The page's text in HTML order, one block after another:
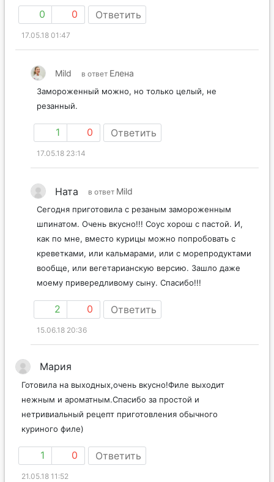
0 0 Ответить
17.05.18 01:47
Mild в ответ Елена
Замороженный можно, но только целый, не
резанный.
1 0 Ответить
17.05.18 23:14
Ната в ответ Mild
Сегодня приготовила с резаным замороженным
шпинатом. Очень вкусно!!! Соус хорош с пастой. И,
как по мне, вместо курицы можно попробовать с
креветками, или кальмарами, или с морепродуктами
вообще, или вегетарианскую версию. Зашло даже
моему привередливому сыну. Спасибо!!!
2 0 Ответить
15.06.18 20:36
Мария
Готовила на выходных,очень вкусно!Филе выходит
нежным и ароматным.Спасибо за простой и
нетривиальный рецепт приготовления обычного
куриного филе)
1 0 Ответить
21.05.18 11:52